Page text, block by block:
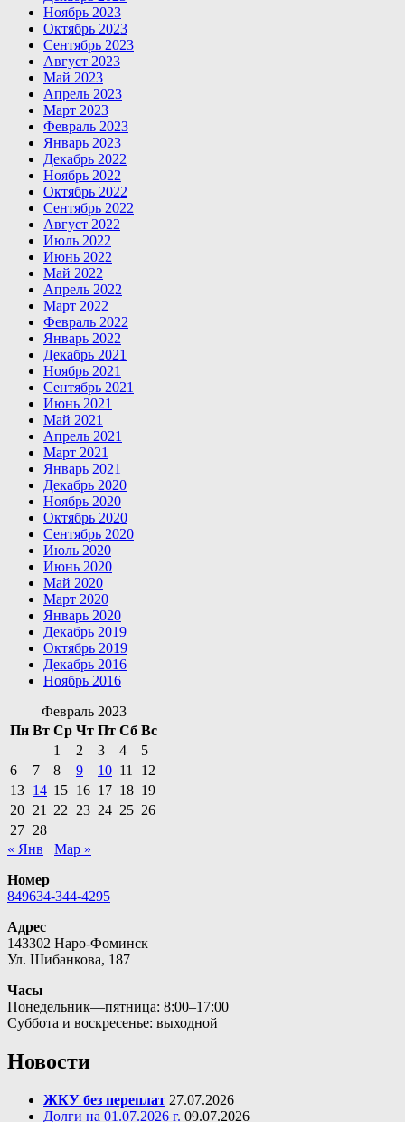
Ноябрь 2023
Октябрь 2023
Сентябрь 2023
Август 2023
Май 2023
Апрель 2023
Март 2023
Февраль 2023
Январь 2023
Декабрь 2022
Ноябрь 2022
Октябрь 2022
Сентябрь 2022
Август 2022
Июль 2022
Июнь 2022
Май 2022
Апрель 2022
Март 2022
Февраль 2022
Январь 2022
Декабрь 2021
Ноябрь 2021
Сентябрь 2021
Июнь 2021
Май 2021
Апрель 2021
Март 2021
Январь 2021
Декабрь 2020
Ноябрь 2020
Октябрь 2020
Сентябрь 2020
Июль 2020
Июнь 2020
Май 2020
Март 2020
Январь 2020
Декабрь 2019
Октябрь 2019
Декабрь 2016
Ноябрь 2016
Февраль 2023
Пн Вт Ср Чт Пт Сб Вс
1
2 3 4
5
6
7 8 9 10 11
12
13 14 15 16 17 18 19
20 21 22 23 24 25 26
27 28
« Янв
Мар »
Номер
849634-344-4295
Адрес
143302 Наро-Фоминск
Ул. Шибанкова, 187
Часы
Понедельник—пятница: 8:00–17:00
Суббота и воскресенье: выходной
Новости
ЖКУ без переплат 27.07.2026
Долги на 01.07.2026 г. 09.07.2026